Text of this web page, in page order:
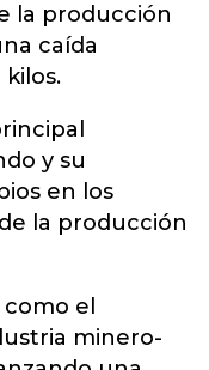
la producción
caída
kilos.
y su
en los
la producción
el
minero-